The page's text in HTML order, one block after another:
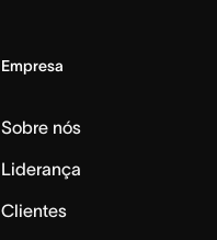
Empresa
Sobre nós
Liderança
Clientes